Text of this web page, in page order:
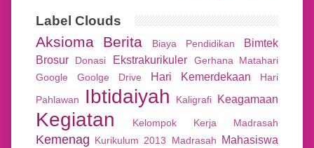
Label Clouds
Aksioma Berita Biaya Pendidikan
Bimtek
Brosur
Donasi Ekstrakurikuler
Gerhana Matahari
Google
Goolge Drive Hari Kemerdekaan
Hari
Pahlawan
Ibtidaiyah Kaligrafi Keagamaan
Kegiatan Kelompok Kerja Madrasah
Kemenag Kurikulum 2013 Madrasah
Mahasiswa